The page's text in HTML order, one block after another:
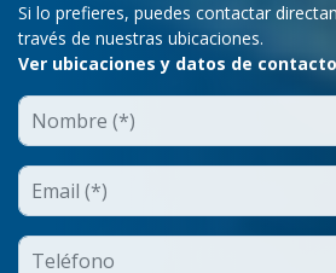
Si lo prefieres, puedes contactar
través de nuestras ubicaciones.
Ver ubicaciones y datos de contacto